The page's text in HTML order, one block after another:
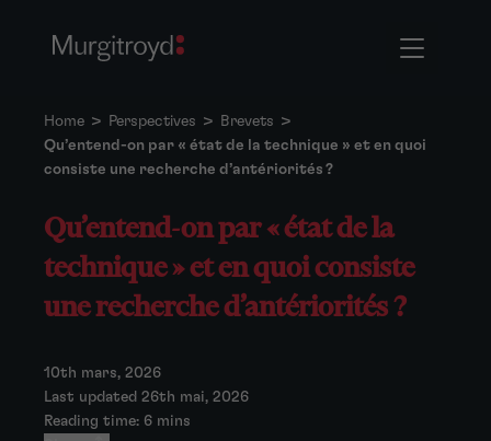
Home > Perspectives > Brevets >
Qu’entend-on par « état de la technique » et en quoi
consiste une recherche d’antériorités ?
Qu’entend-on par « état de la
technique » et en quoi consiste
une recherche d’antériorités ?
10th mars, 2026
Last updated 26th mai, 2026
Reading time: 6 mins